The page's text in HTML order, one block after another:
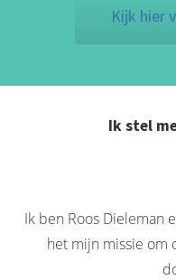
Kijk hier
Ik stel
Ik ben Roos Dieleman
het mijn missie om